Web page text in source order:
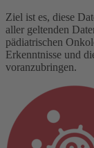
Ziel ist es, diese
aller geltenden
pädiatrischen
Erkenntnisse und
voranzubringen.